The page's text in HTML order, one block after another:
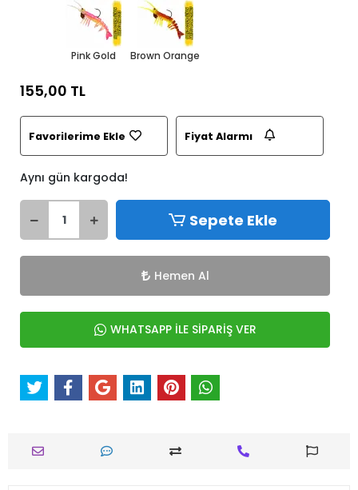
Pink Gold Brown Orange
155,00 TL
Favorilerime Ekle Fiyat Alarmı
Aynı gün kargoda!
Sepete Ekle
Hemen Al
WHATSAPP İLE SİPARİŞ VER